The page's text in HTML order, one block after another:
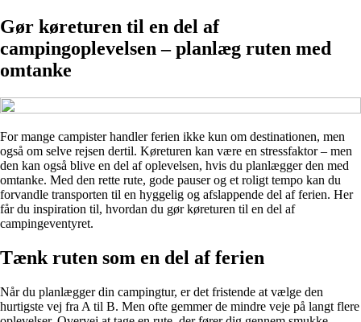
Gør køreturen til en del af
campingoplevelsen – planlæg ruten med
omtanke
For mange campister handler ferien ikke kun om destinationen, men
også om selve rejsen dertil. Køreturen kan være en stressfaktor – men
den kan også blive en del af oplevelsen, hvis du planlægger den med
omtanke. Med den rette rute, gode pauser og et roligt tempo kan du
forvandle transporten til en hyggelig og afslappende del af ferien. Her
får du inspiration til, hvordan du gør køreturen til en del af
campingeventyret.
Tænk ruten som en del af ferien
Når du planlægger din campingtur, er det fristende at vælge den
hurtigste vej fra A til B. Men ofte gemmer de mindre veje på langt flere